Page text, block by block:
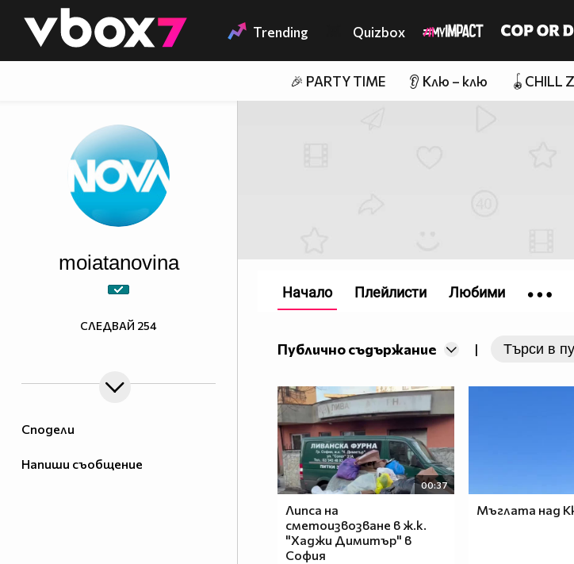
👾 Trending Quizbox
🎉 PARTY TIME 👂 Клю – клю 🪀CHILL
Сподели
Напиши съобщение
moiatanovina
СЛЕДВАЙ 254
Публично съдържание |
00:37
Липса на
сметоизвозване в ж.к.
"Хаджи Димитър" в
София
Мъглата над
Начало Плейлисти Любими